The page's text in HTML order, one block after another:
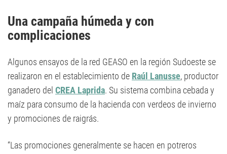
Una campaña húmeda y con
complicaciones
Algunos ensayos de la red GEASO en la región Sudoeste se
realizaron en el establecimiento de Raúl Lanusse, productor
ganadero del CREA Laprida. Su sistema combina cebada y
maíz para consumo de la hacienda con verdeos de invierno
y promociones de raigrás.
“Las promociones generalmente se hacen en potreros